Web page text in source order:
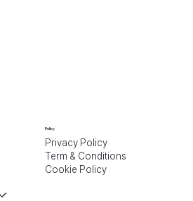
Policy
Privacy Policy
Term & Conditions
Cookie Policy